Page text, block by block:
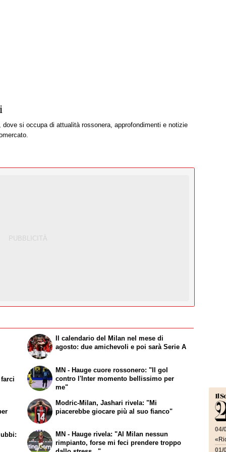
si occupa di attualità rossonera, approfondimenti e notizie
Il calendario del Milan nel mese di
agosto: due amichevoli e poi sarà Serie A
MN - Hauge cuore rossonero: "Il gol
contro l'Inter momento bellissimo per
me"
Modric-Milan, Jashari rivela: "Mi
piacerebbe giocare più al suo fianco"
MN - Hauge rivela: "Al Milan nessun
rimpianto, forse mi feci prendere troppo
04/
01/